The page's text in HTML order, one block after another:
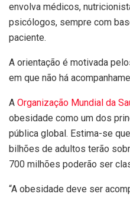
envolva médicos,
psicólogos, sempre com
paciente.
A orientação é motivada
em que não há
A Organização Mundial da
obesidade como um dos
pública global. Estima-se
bilhões de adultos terão
700 milhões poderão ser
“A obesidade deve ser